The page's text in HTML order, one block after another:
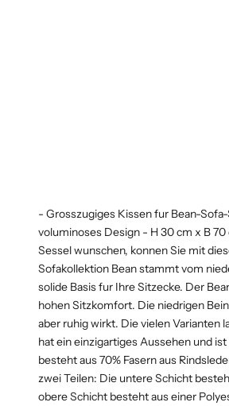
- Grosszugiges Kissen fur Bean-
voluminoses Design - H 30 cm x B
Sessel wunschen, konnen Sie mit
Sofakollektion Bean stammt vom
solide Basis fur Ihre Sitzecke. Der
hohen Sitzkomfort. Die niedrigen
aber ruhig wirkt. Die vielen Varianten
hat ein einzigartiges Aussehen und
besteht aus 70% Fasern aus
zwei Teilen: Die untere Schicht
obere Schicht besteht aus einer